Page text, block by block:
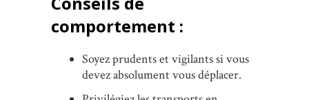
comportement :
Soyez prudents et vigilants si vous
devez absolument vous déplacer.